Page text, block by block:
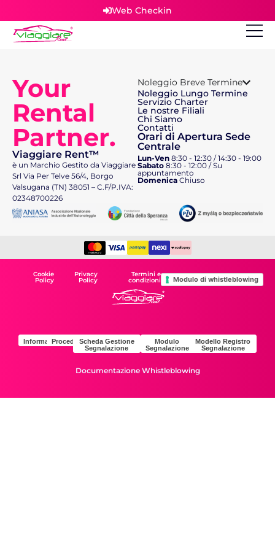
Web Checkin
Your
Rental
Partner.
Viaggiare Rent™
è un Marchio Gestito da Viaggiare
Srl Via Per Telve 56/4, Borgo
Valsugana (TN) 38051 – C.F/P.IVA:
02348700226
Noleggio Breve Termine
Noleggio Lungo Termine
Servizio Charter
Le nostre Filiali
Chi Siamo
Contatti
Orari di Apertura Sede
Centrale
Lun-Ven 8:30 - 12:30 / 14:30 - 19:00
Sabato 8:30 - 12:00 / Su
appuntamento
Domenica Chiuso
Cookie
Policy
Privacy
Policy
Termini e
condizioni Modulo di whistleblowing
Documentazione Whistleblowing
InformativaProceduraScheda Gestione
Segnalazione
Modulo
Segnalazione
Modello Registro
Segnalazione